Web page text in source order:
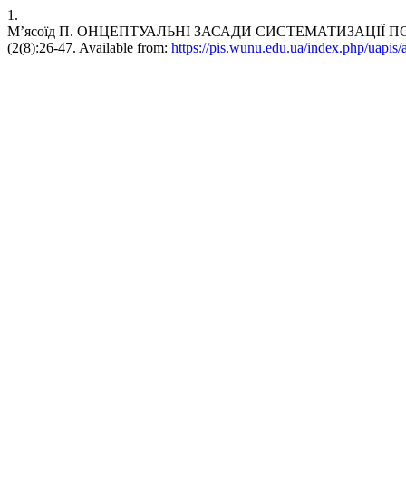
1.
М’ясоїд П. ОНЦЕПТУАЛЬНІ ЗАСАДИ СИСТЕМАТИЗАЦІЇ
(2(8):26-47. Available from: https://pis.wunu.edu.ua/index.php/